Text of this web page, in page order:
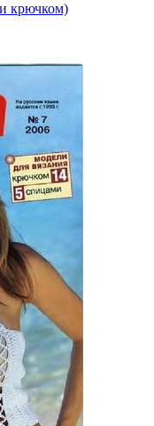
крючком)